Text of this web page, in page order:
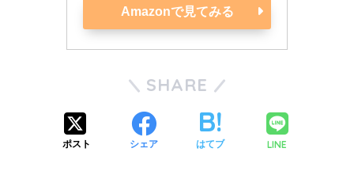
Amazonで見てみる
SHARE
ポスト シェア はてブ LINE